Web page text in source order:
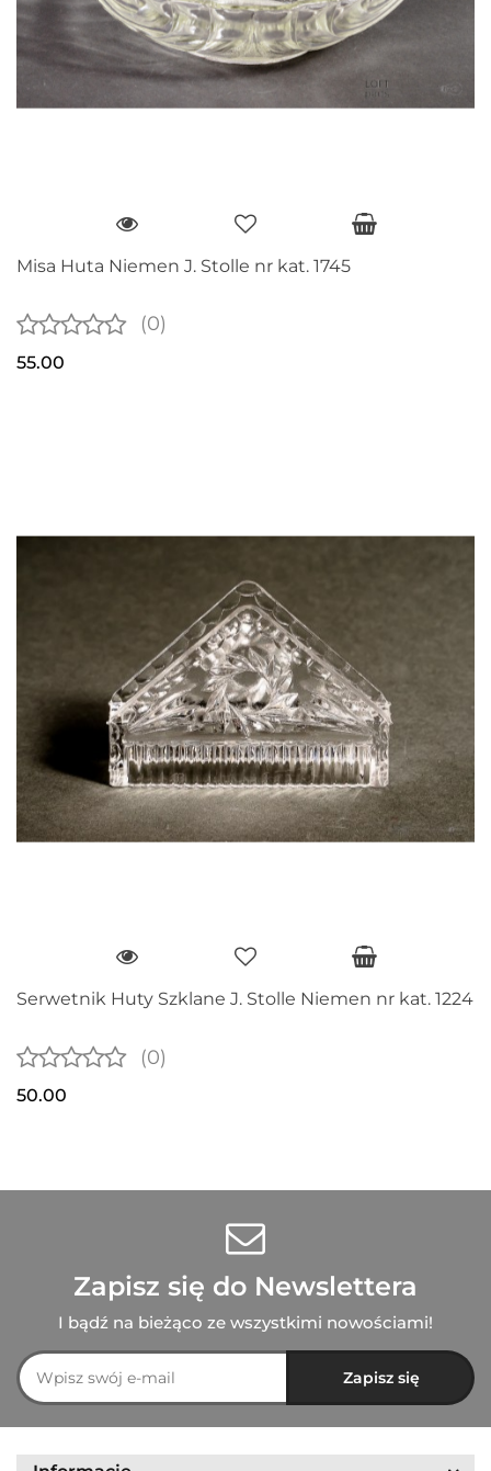
Misa Huta Niemen J. Stolle nr kat. 1745
(0)
55.00
Serwetnik Huty Szklane J. Stolle Niemen nr kat. 1224
(0)
50.00
Zapisz się do Newslettera
I bądź na bieżąco ze wszystkimi nowościami!